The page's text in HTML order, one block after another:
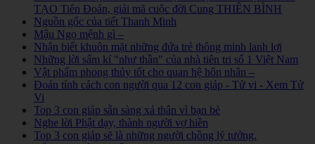
TẠO Tiên Đoán, giải mã cuộc đời Cung THIÊN BÌNH
Nguồn gốc của tiết Thanh Minh
Mậu Ngọ mệnh gì –
Nhận biết khuôn mặt những đứa trẻ thông minh lanh lợi
Những lời sấm kí "như thần" của nhà tiên tri số 1 Việt Nam
Vật phẩm phong thủy tốt cho quan hệ hôn nhân –
Đoán tính cách con người qua 12 con giáp - Tử vi - Xem Tử
Vi
Top 3 con giáp sẵn sàng xả thân vì bạn bè
Nghe lời Phật dạy, thành người vợ hiền
Top 3 con giáp sẽ là những người chồng lý tưởng.